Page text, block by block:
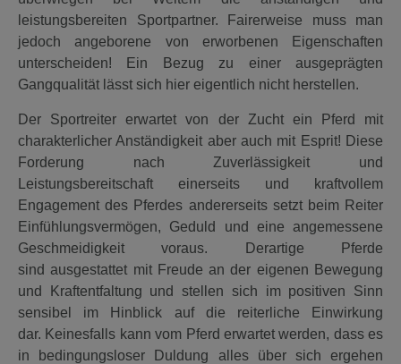
leistungsbereiten Sportpartner. Fairerweise muss man
jedoch angeborene von erworbenen Eigenschaften
unterscheiden! Ein Bezug zu einer ausgeprägten
Gangqualität lässt sich hier eigentlich nicht herstellen.
Der Sportreiter erwartet von der Zucht ein Pferd mit
charakterlicher Anständigkeit aber auch mit Esprit! Diese
Forderung nach Zuverlässigkeit und
Leistungsbereitschaft einerseits und kraftvollem
Engagement des Pferdes andererseits setzt beim Reiter
Einfühlungsvermögen, Geduld und eine angemessene
Geschmeidigkeit voraus. Derartige Pferde
sind ausgestattet mit Freude an der eigenen Bewegung
und Kraftentfaltung und stellen sich im positiven Sinn
sensibel im Hinblick auf die reiterliche Einwirkung
dar. Keinesfalls kann vom Pferd erwartet werden, dass es
in bedingungsloser Duldung alles über sich ergehen